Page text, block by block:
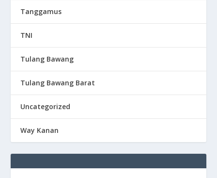
Tanggamus
TNI
Tulang Bawang
Tulang Bawang Barat
Uncategorized
Way Kanan